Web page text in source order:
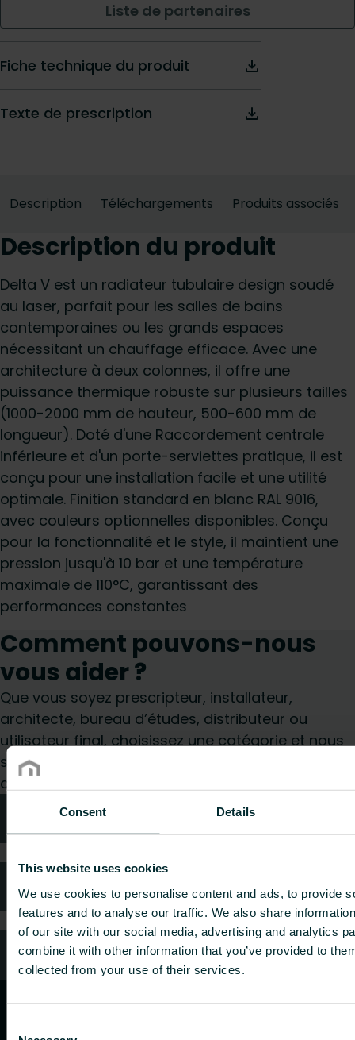
Consent Details
This website uses cookies
We use cookies to personalise content and ads, to provide
features and to analyse our traffic. We also share
of our site with our social media, advertising and analytics
combine it with other information that you’ve provided to
collected from your use of their services.
Liste de partenaires
Fiche technique du produit
Texte de prescription
Description Téléchargements Produits associés
Description du produit
Delta V est un radiateur tubulaire design soudé
au laser, parfait pour les salles de bains
contemporaines ou les grands espaces
nécessitant un chauffage efficace. Avec une
architecture à deux colonnes, il offre une
puissance thermique robuste sur plusieurs tailles
(1000-2000 mm de hauteur, 500-600 mm de
longueur). Doté d'une Raccordement centrale
inférieure et d'un porte-serviettes pratique, il est
conçu pour une installation facile et une utilité
optimale. Finition standard en blanc RAL 9016,
avec couleurs optionnelles disponibles. Conçu
pour la fonctionnalité et le style, il maintient une
pression jusqu'à 10 bar et une température
maximale de 110°C, garantissant des
performances constantes
Comment pouvons-nous
vous aider ?
Que vous soyez prescripteur, installateur,
architecte, bureau d’études, distributeur ou
utilisateur final, choisissez une catégorie et nous
serons ravis de prendre en charge votre
demande.
Conseils techniques
FAQ
Service client